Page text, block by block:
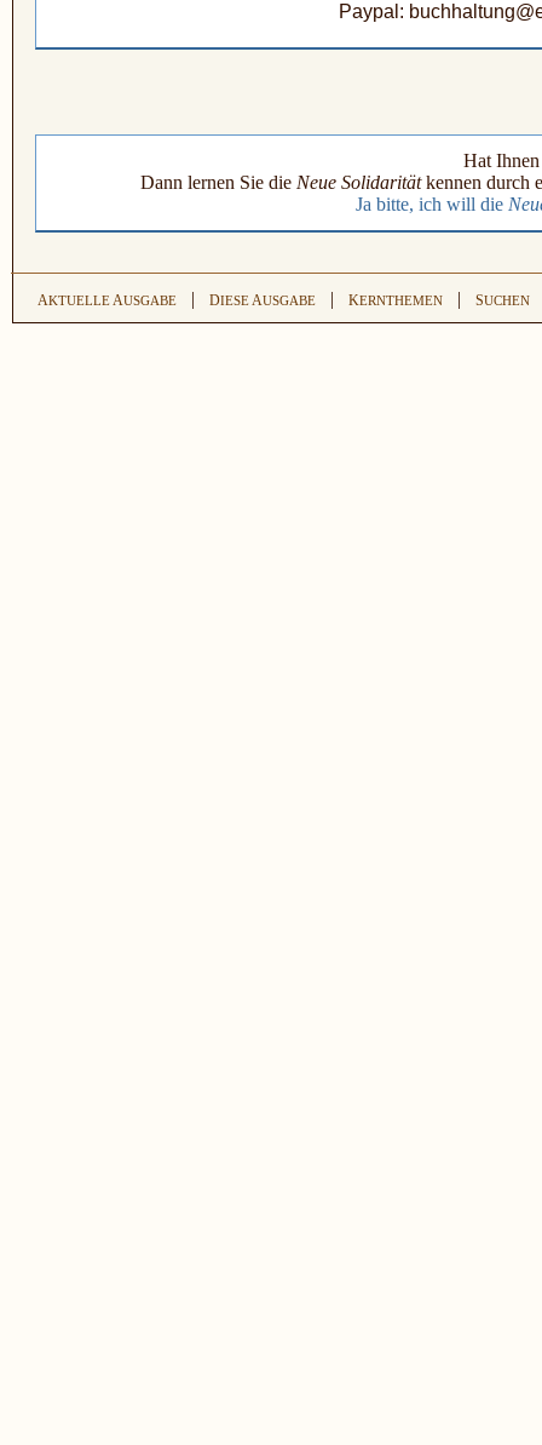
Paypal:
Hat
Dann lernen Sie die Neue Solidaritätkennen durch
Ja bitte, ich will die
AKTUELLEAUSGABE | DIESEAUSGABE | KERNTHEMEN | SUCHEN